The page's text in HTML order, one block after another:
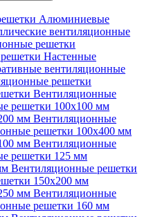
Алюминиевые
вентиляционные
решетки
Настенные
вентиляционные
решетки
Вентиляционные
решетки 100х100 мм
мм Вентиляционные
решетки 100х400 мм
мм Вентиляционные
решетки 125 мм
Вентиляционные решетки
150х200 мм
мм Вентиляционные
решетки 160 мм